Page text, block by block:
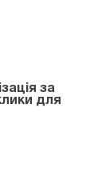
за
для